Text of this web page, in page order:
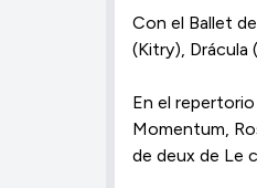
Con el Ballet
(Kitry), Drácula
En el
Momentum,
de deux de Le